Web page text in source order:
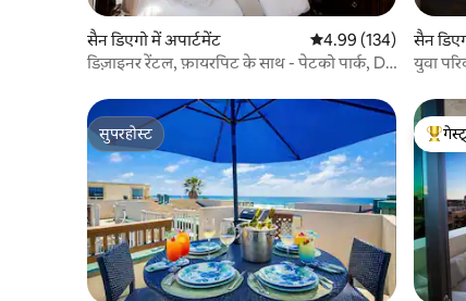
सैन डिएगो में अपार्टमेंट औसत रेटिंग 5 में से 4.99,
4.99 (134)
डिज़ाइनर रेंटल, फ़ायरपिट के साथ - पेटको पार्क, DT,
सैन
युवा
सुपरहोस्ट
सुपरहोस्ट
गेस्ट्स